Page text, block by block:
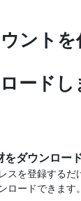
ントを
ードし
をダウンロー
スを登録するだ
ロードできます。